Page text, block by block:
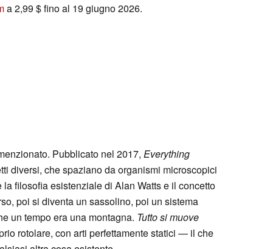
a 2,99 $ fino al 19 giugno 2026.
Pubblicato nel 2017, Everything
diversi, che spaziano da organismi microscopici
filosofia esistenziale di Alan Watts e il concetto
poi si diventa un sassolino, poi un sistema
un tempo era una montagna. Tutto si muove
rotolare, con arti perfettamente statici — il che